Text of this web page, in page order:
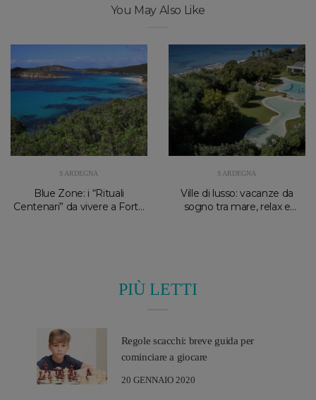
You May Also Like
SARDEGNA
Blue Zone: i “Rituali
Centenari” da vivere a Forte
SARDEGNA
Ville di lusso: vacanze da
sogno tra mare, relax e
PIÙ LETTI
Regole scacchi: breve guida per
cominciare a giocare
20 GENNAIO 2020